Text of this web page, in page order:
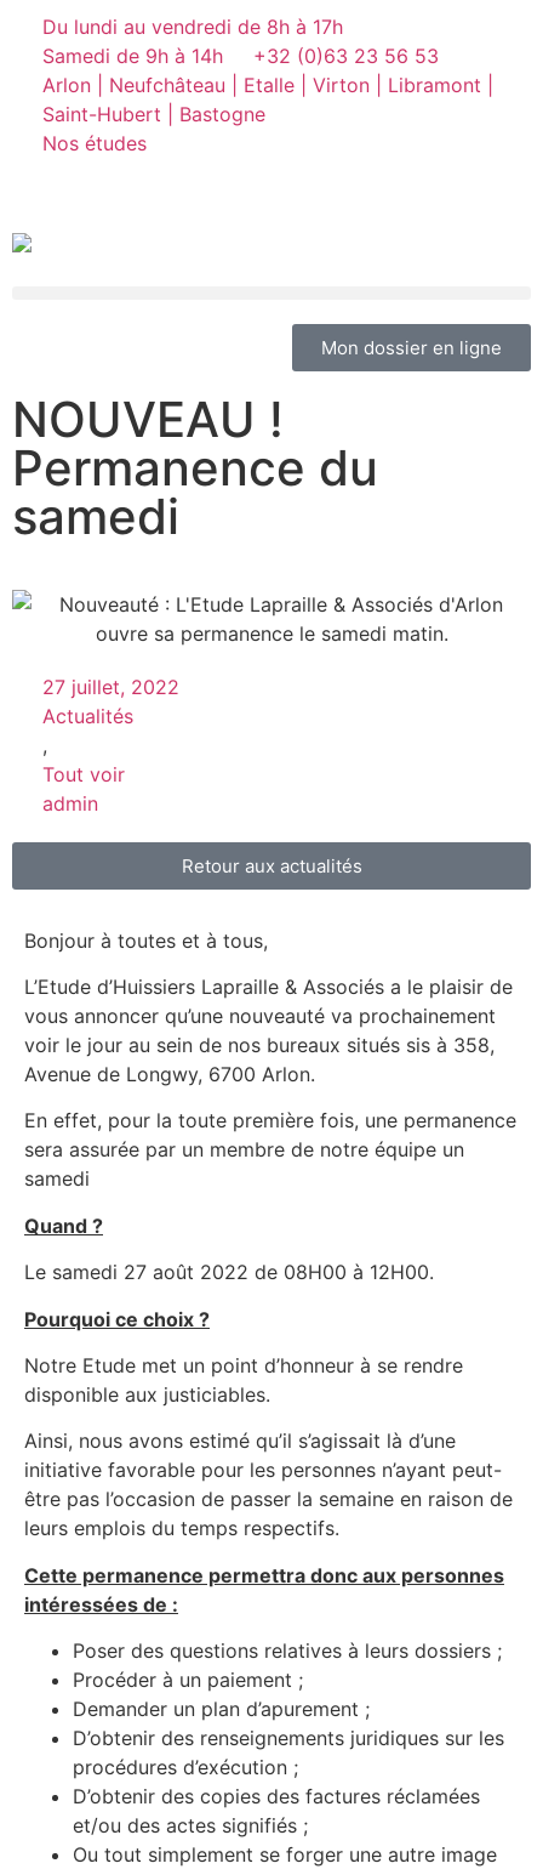
Du lundi au vendredi de 8h à 17h
Samedi de 9h à 14h
+32 (0)63 23 56 53
Arlon | Neufchâteau | Etalle | Virton | Libramont |
Saint-Hubert | Bastogne
Nos études
Mon dossier en ligne
NOUVEAU !
Permanence du
samedi
27 juillet, 2022
Actualités
,
Tout voir
admin
Retour aux actualités
Bonjour à toutes et à tous,
L’Etude d’Huissiers Lapraille & Associés a le plaisir de
vous annoncer qu’une nouveauté va prochainement
voir le jour au sein de nos bureaux situés sis à 358,
Avenue de Longwy, 6700 Arlon.
En effet, pour la toute première fois, une permanence
sera assurée par un membre de notre équipe un
samedi
Quand ?
Le samedi 27 août 2022 de 08H00 à 12H00.
Pourquoi ce choix ?
Notre Etude met un point d’honneur à se rendre
disponible aux justiciables.
Ainsi, nous avons estimé qu’il s’agissait là d’une
initiative favorable pour les personnes n’ayant peut-
être pas l’occasion de passer la semaine en raison de
leurs emplois du temps respectifs.
Cette permanence permettra donc aux personnes
intéressées de :
Poser des questions relatives à leurs dossiers ;
Procéder à un paiement ;
Demander un plan d’apurement ;
D’obtenir des renseignements juridiques sur les
procédures d’exécution ;
D’obtenir des copies des factures réclamées
et/ou des actes signifiés ;
Ou tout simplement se forger une autre image